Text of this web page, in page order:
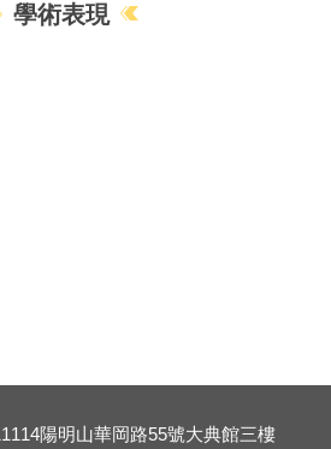
學術表現
陽明山華岡路55號大典館三樓